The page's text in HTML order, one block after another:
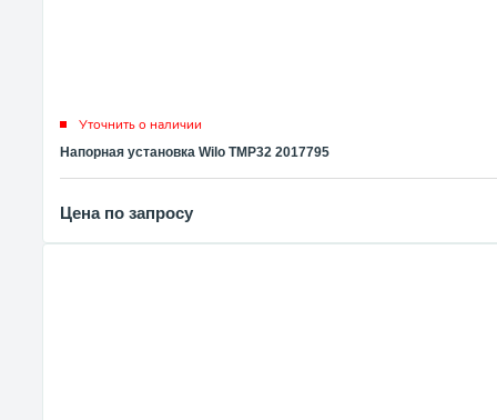
Уточнить о наличии
Напорная установка Wilo TMP32 2017795
Цена по запросу